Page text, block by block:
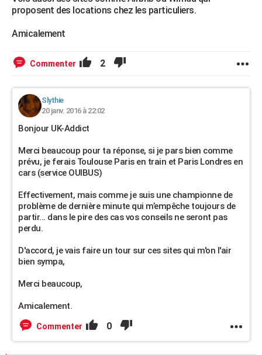
proposent des locations chez les particuliers.
Amicalement
Commenter 2
Slythie
20 janv. 2016 à 22:02
Bonjour UK-Addict
Merci beaucoup pour ta réponse, si je pars bien comme
prévu, je ferais Toulouse Paris en train et Paris Londres en
cars (service OUIBUS)
Effectivement, mais comme je suis une championne de
problème de dernière minute qui m’empêche toujours de
partir... dans le pire des cas vos conseils ne seront pas
perdu.
D'accord, je vais faire un tour sur ces sites qui m'on l'air
bien sympa,
Merci beaucoup,
Amicalement.
Commenter 0